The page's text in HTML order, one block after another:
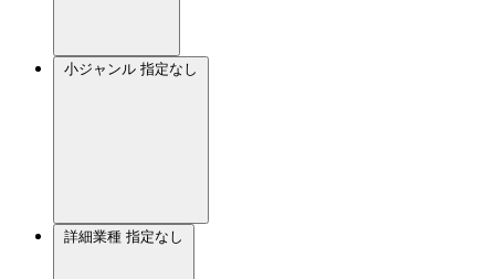
小ジャンル 指定なし
詳細業種 指定なし